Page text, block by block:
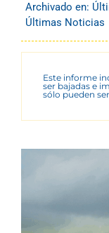
Archivado en:
Últimas Noticias
Este informe
ser bajadas e
sólo pueden